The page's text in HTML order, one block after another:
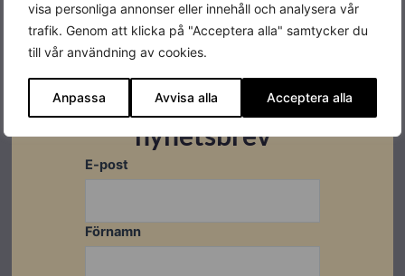
visa personliga annonser eller innehåll och analysera vår
trafik. Genom att klicka på "Acceptera alla" samtycker du
till vår användning av cookies.
Anpassa Avvisa alla Acceptera alla
Varumärke Ferroamp
Datablad
Prenumerera på vårt
nyhetsbrev
E-post
Förnamn